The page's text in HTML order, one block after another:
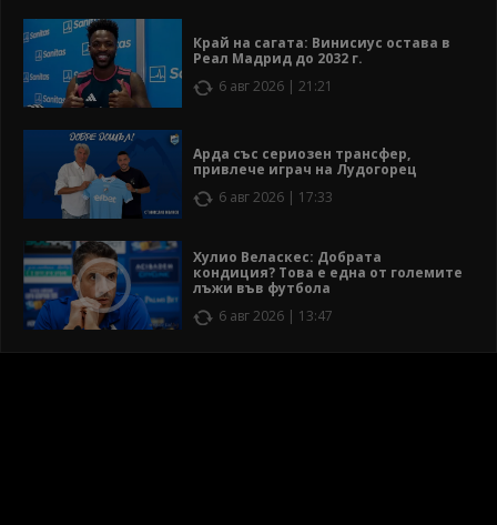
Край на сагата: Винисиус остава в
Реал Мадрид до 2032 г.
6 авг 2026 | 21:21
Арда със сериозен трансфер,
привлече играч на Лудогорец
6 авг 2026 | 17:33
Хулио Веласкес: Добрата
кондиция? Това е една от големите
лъжи във футбола
6 авг 2026 | 13:47